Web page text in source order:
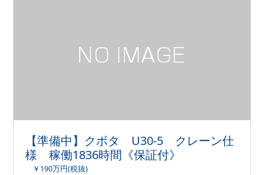
【準備中】クボタ U30-5 クレーン仕
様 稼働1836時間《保証付》
￥190万円(税抜)